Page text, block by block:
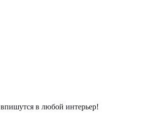
в любой интерьер!